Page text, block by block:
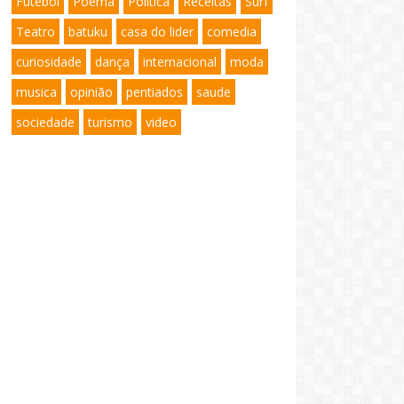
Teatro
batuku casa do lider
comedia
curiosidade
dança internacional
moda
musica
opinião pentiados
saude
sociedade
turismo video